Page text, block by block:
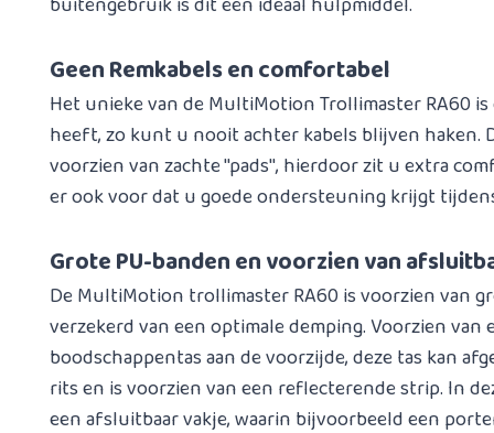
Geen Remkabels en comfortabel
Het unieke van de MultiMotion Trollimaster RA60
heeft, zo kunt u nooit achter kabels blijven haken.
voorzien van zachte ''pads'', hierdoor zit u extra
er ook voor dat u goede ondersteuning krijgt
Grote PU-banden en voorzien van
De MultiMotion trollimaster RA60 is voorzien van
verzekerd van een optimale demping. Voorzien van
boodschappentas aan de voorzijde, deze tas kan
rits en is voorzien van een reflecterende strip. In
een afsluitbaar vakje, waarin bijvoorbeeld een